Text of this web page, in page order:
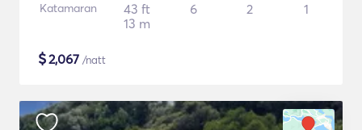
Katamaran
43 ft
13 m
6 2 1
$2,067 /natt